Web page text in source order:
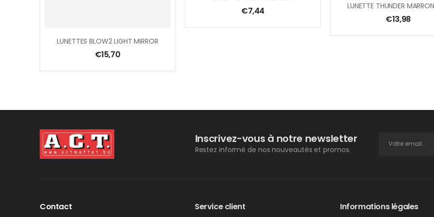
LUNETTES BLOW2 LIGHT MIRROR
€15,70
€7,44
€13,98
Inscrivez-vous à notre newsletter
Restez informé de nos nouveautés et promos.
Contact Service client Informations légales